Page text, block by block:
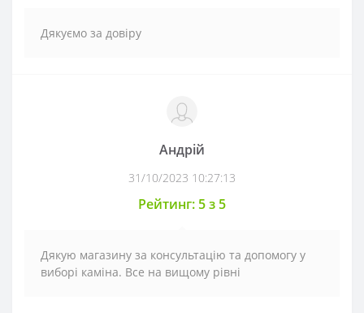
Дякуємо за довіру
Андрій
31/10/2023 10:27:13
Рейтинг: 5 з 5
Дякую магазину за консультацію та допомогу у
виборі каміна. Все на вищому рівні